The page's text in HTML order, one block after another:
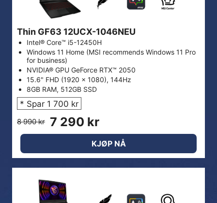
Thin GF63 12UCX-1046NEU
Intel® Core™ i5-12450H
Windows 11 Home (MSI recommends Windows 11 Pro
for business)
NVIDIA® GPU GeForce RTX™ 2050
15.6" FHD (1920 x 1080), 144Hz
8GB RAM, 512GB SSD
* Spar 1 700 kr
8 990 kr 7 290 kr
KJØP NÅ